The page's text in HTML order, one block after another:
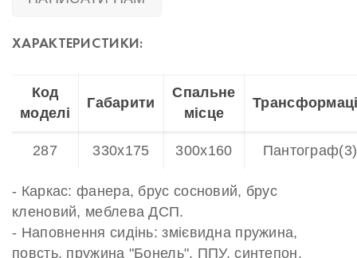
ХАРАКТЕРИСТИКИ:
Код
моделі
Габарити
Спальне
місце
287 330х175 300х160 Пантограф(3)
- Каркас: фанера, брус сосновий, брус
кленовий, меблева ДСП.
- Наповнення сидінь: змієвидна пружина,
повсть, пружина "Бонель", ППУ, синтепон.